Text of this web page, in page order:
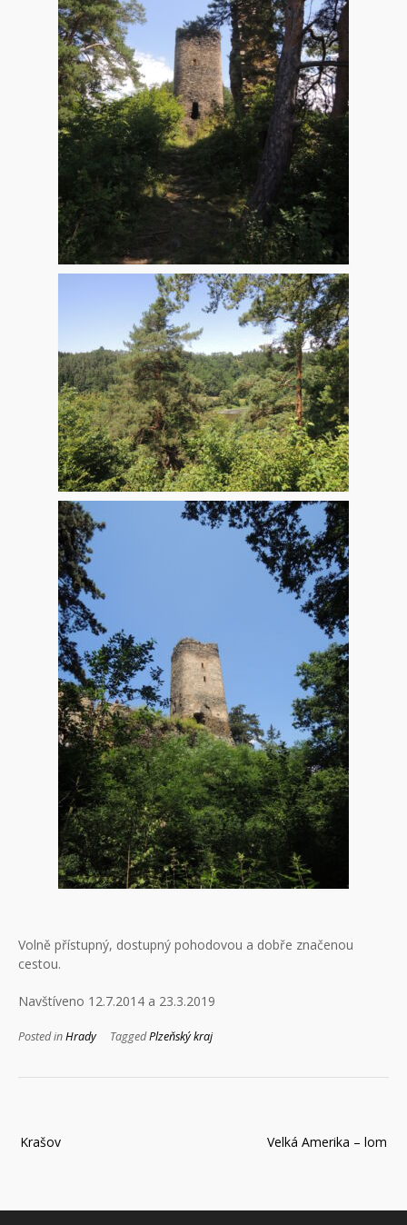
Volně přístupný, dostupný pohodovou a dobře značenou
cestou.
Navštíveno 12.7.2014 a 23.3.2019
Posted inHrady TaggedPlzeňský kraj
pro
Velká Amerika – lom
Krašov